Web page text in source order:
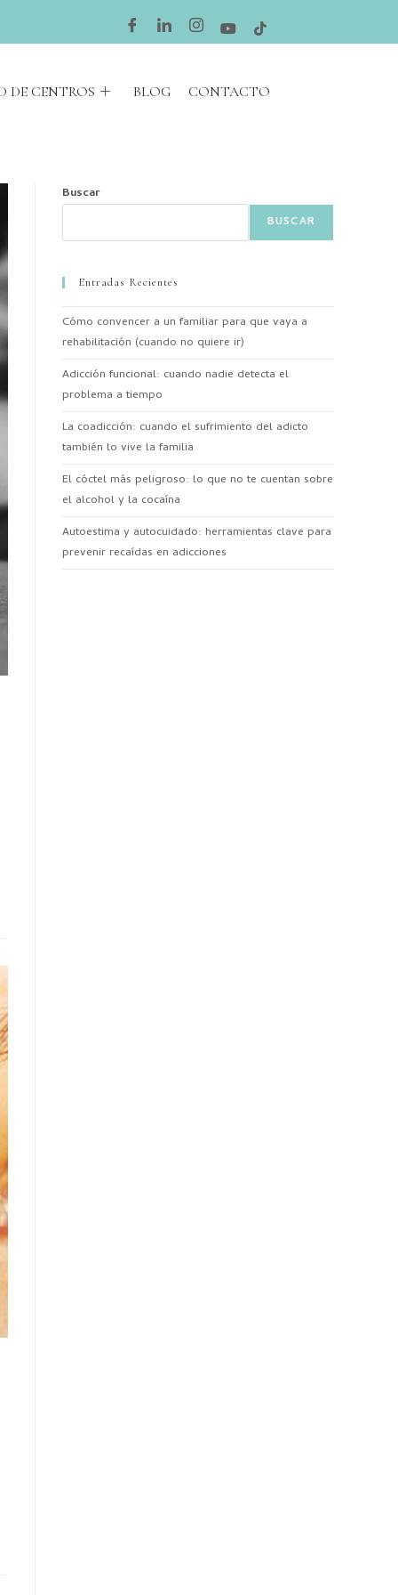
DE CENTROS BLOG CONTACTO
Buscar
BUSCAR
Entradas Recientes
Cómo convencer a un familiar para que vaya a
rehabilitación (cuando no quiere ir)
Adicción funcional: cuando nadie detecta el
problema a tiempo
La coadicción: cuando el sufrimiento del adicto
también lo vive la familia
El cóctel más peligroso: lo que no te cuentan sobre
el alcohol y la cocaína
Autoestima y autocuidado: herramientas clave para
prevenir recaídas en adicciones